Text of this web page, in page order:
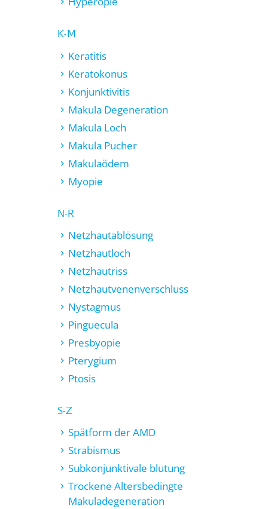
K-M
Keratitis
Keratokonus
Konjunktivitis
Makula Degeneration
Makula Loch
Makula Pucher
Makulaödem
Myopie
N-R
Netzhautablösung
Netzhautloch
Netzhautriss
Netzhautvenenverschluss
Nystagmus
Pinguecula
Presbyopie
Pterygium
Ptosis
S-Z
Spätform der AMD
Strabismus
Subkonjunktivale blutung
Trockene Altersbedingte
Makuladegeneration